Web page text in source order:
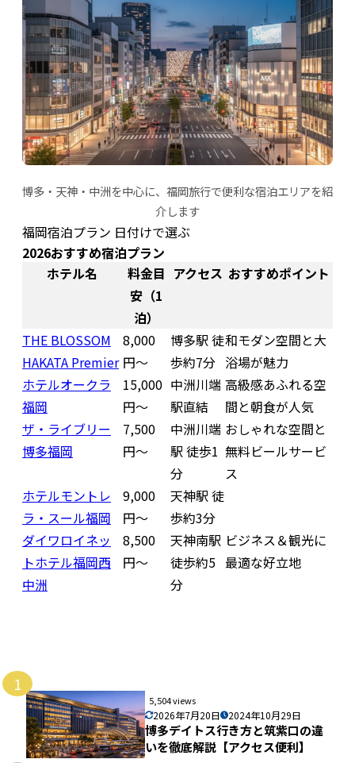
博多・天神・中洲を中心に、福岡旅行で便利な宿泊エリアを紹
介します
福岡宿泊プラン 日付けで選ぶ
2026おすすめ宿泊プラン
ホテル名
料金目
安（1
泊）
アクセス おすすめポイント
THE BLOSSOM
HAKATA Premier
8,000
円〜
博多駅 徒
歩約7分
和モダン空間と大
浴場が魅力
ホテルオークラ
福岡
15,000
円〜
中洲川端
駅直結
高級感あふれる空
間と朝食が人気
ザ・ライブリー
博多福岡
7,500
円〜
中洲川端
駅 徒歩1
分
おしゃれな空間と
無料ビールサービ
ス
ホテルモントレ
ラ・スール福岡
9,000
円〜
天神駅 徒
歩約3分
ダイワロイネッ
トホテル福岡西
中洲
8,500
円〜
天神南駅
徒歩約5
分
ビジネス＆観光に
最適な好立地
1
5,504 views
2026年7月20日 2024年10月29日
博多デイトス行き方と筑紫口の違
いを徹底解説【アクセス便利】